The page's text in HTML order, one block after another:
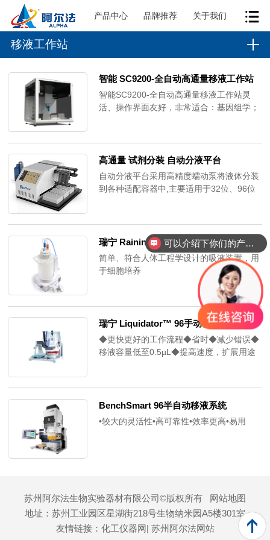
产品中心 品牌推荐 关于我们
移液工作站
智能 SC9200-全自动高通量移液工作站
智能SC9200-全自动高通量移液工作站灵
活、操作界面友好，非常适合：基因组学；
高通量 试剂分装 自动分液平台
自动分液平台采用高精度蠕动泵将液体分装
到各种适配容器中,主要适用于32位、96位
瑞宁 Rainin QuickFlow 真空吸液系统
简单、符合人体工程学设计的吸液装置，用
于细胞培养
瑞宁 Liquidator™ 96手动移液系统高通量移液器
◆更快更好的工作流程◆省时◆减少错误◆
移液容量低至0.5µL◆提高速度，扩展用途
BenchSmart 96半自动移液系统
•较大的灵活性•高可靠性•效率更高•易用
苏州阿尔法生物实验器材有限公司©版权所有
网站地图
地址：苏州工业园区星湖街218号生物纳米园A5楼301室
友情链接： 化工仪器网| 苏州阿尔法网站
可以介绍下你们的产品么？